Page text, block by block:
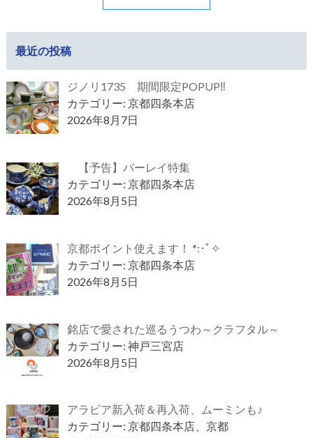
最近の投稿
ジノリ1735 期間限定POPUP‼
カテゴリー: 京都四条本店
2026年8月7日
【予告】バーレイ特集
カテゴリー: 京都四条本店
2026年8月5日
京都ポイント使えます！ *:･ﾟ✧
カテゴリー: 京都四条本店
2026年8月5日
銘店で愛された巡るうつわ～クラフタル～
カテゴリー: 神戸三宮店
2026年8月5日
アラビア新入荷＆再入荷、ムーミンも♪
カテゴリー: 京都四条本店、京都